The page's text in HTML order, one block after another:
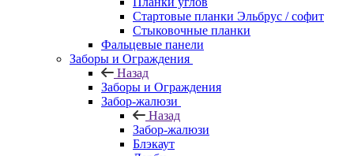
Стартовые планки Эльбрус / софит
Стыковочные планки
Фальцевые панели
Заборы и Ограждения
Назад
Заборы и Ограждения
Забор-жалюзи
Назад
Забор-жалюзи
Блэкаут